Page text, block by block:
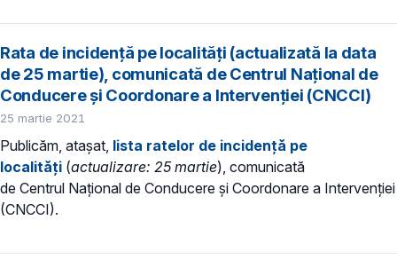
Rata de incidență pe localități (actualizată la data
de 25 martie), comunicată de Centrul Național de
Conducere și Coordonare a Intervenției (CNCCI)
25 martie 2021
Publicăm, atașat, lista ratelor de incidență pe
localități (actualizare: 25 martie), comunicată
de Centrul Național de Conducere și Coordonare a Intervenției
(CNCCI).